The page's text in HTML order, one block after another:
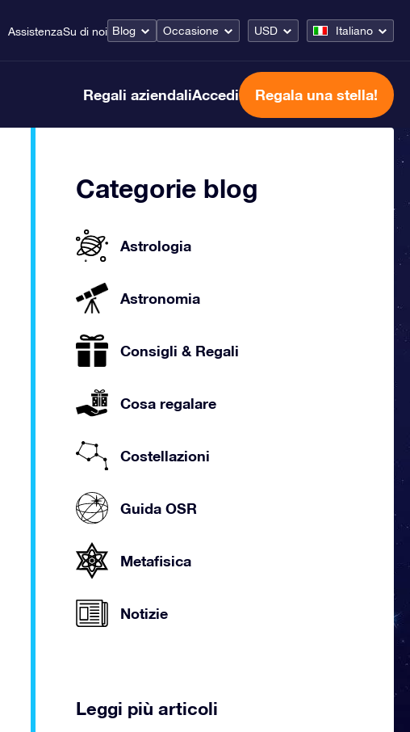
AssistenzaSu di noi Blog Occasione USD Italiano
Regali aziendaliAccedi Regala una stella!
Categorie blog
Astrologia
Astronomia
Consigli & Regali
Cosa regalare
Costellazioni
Guida OSR
Metafisica
Notizie
Leggi più articoli